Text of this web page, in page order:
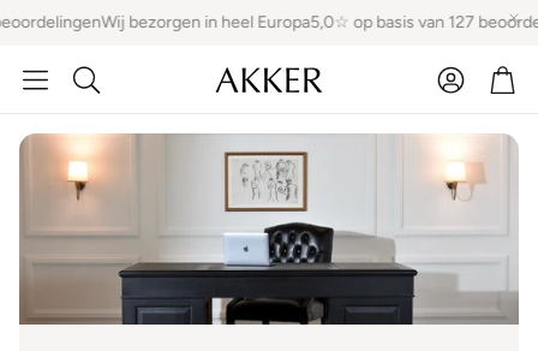
Wij bezorgen in heel Europa5,0☆ op basis van 127
Zoeken
Account